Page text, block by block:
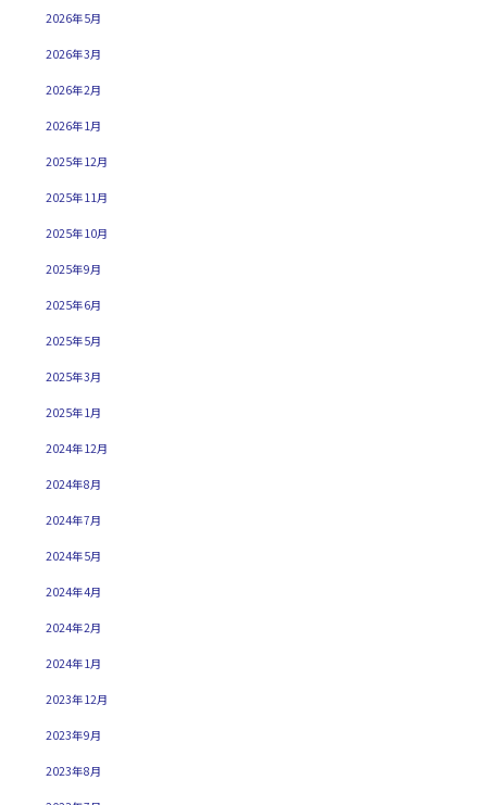
2026年5月
2026年3月
2026年2月
2026年1月
2025年12月
2025年11月
2025年10月
2025年9月
2025年6月
2025年5月
2025年3月
2025年1月
2024年12月
2024年8月
2024年7月
2024年5月
2024年4月
2024年2月
2024年1月
2023年12月
2023年9月
2023年8月